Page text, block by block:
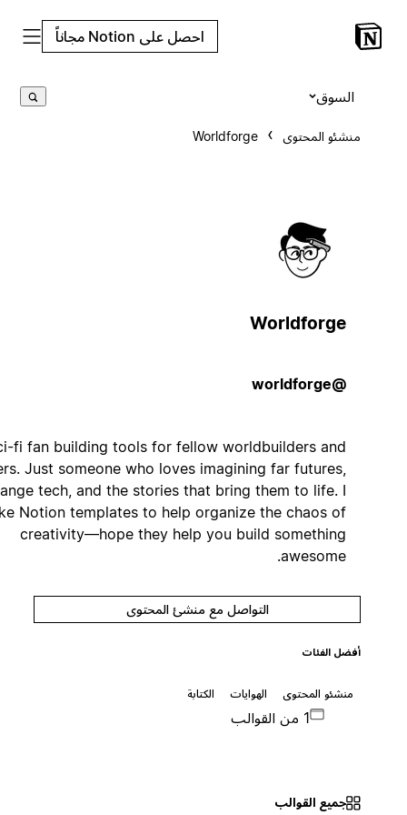
احصل على Notion مجاناً
منشئو المحتوى Worldforge
Worldforge
Sci-fi fan building tools for fellow worldbuilders and
writers. Just someone who loves imagining far futures,
strange tech, and the stories that bring them to life. I
make Notion templates to help organize the chaos of
creativity—hope they help you build something
awesome.
التواصل مع منشئ المحتوى
أفضل الفئات
منشئو المحتوى الهوايات الكتابة
جميع القوالب